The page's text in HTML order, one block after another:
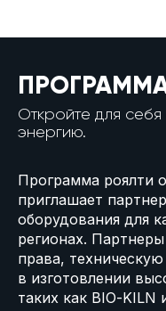
Откройте для себя
энергию.
Программа роялти
приглашает
оборудования для
регионах.
права,
в изготовлении
таких как BIO-KILN